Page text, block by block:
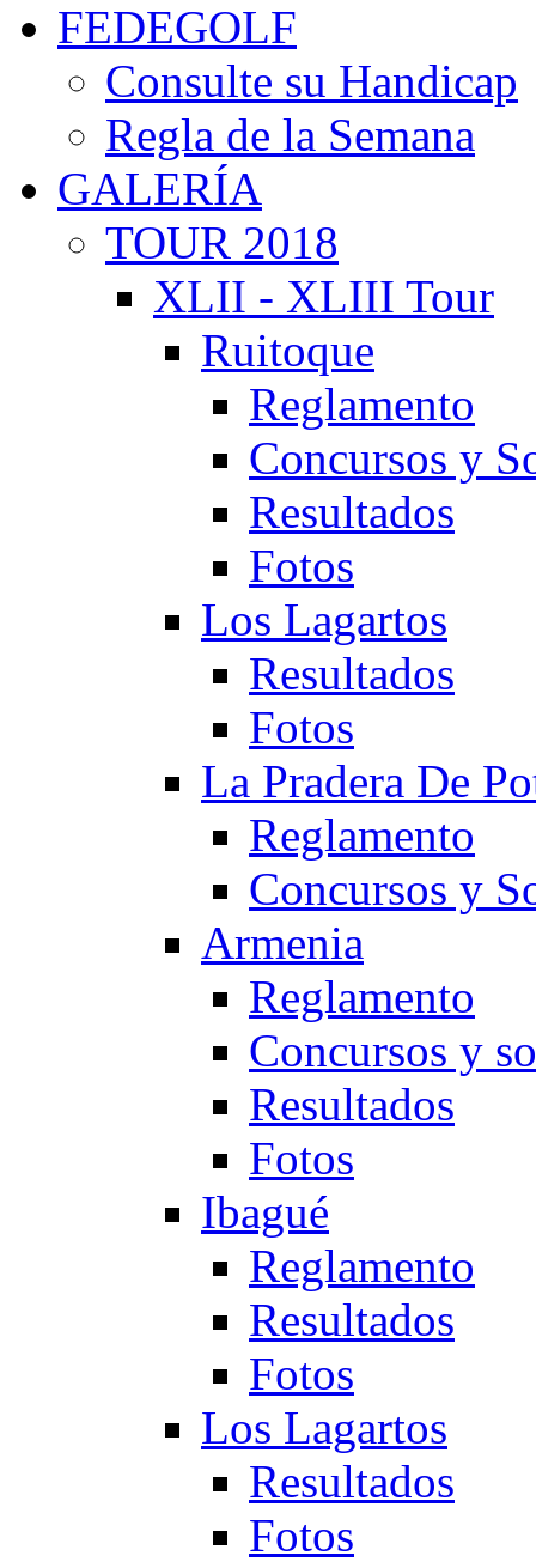
FEDEGOLF
Consulte su Handicap
Regla de la Semana
GALERÍA
TOUR 2018
XLII - XLIII Tour
Ruitoque
Reglamento
Concursos y
Resultados
Fotos
Los Lagartos
Resultados
Fotos
La Pradera De
Reglamento
Concursos y
Armenia
Reglamento
Concursos y
Resultados
Fotos
Ibagué
Reglamento
Resultados
Fotos
Los Lagartos
Resultados
Fotos